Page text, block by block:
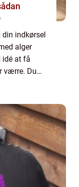
din indkørsel
alger
idé at få
værre. Du